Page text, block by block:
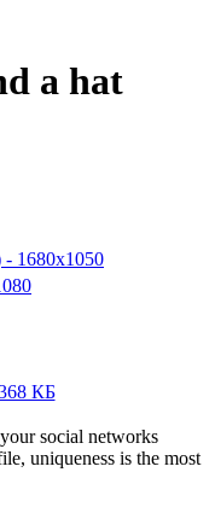
a hat
КБ
1680x1050
social networks
uniqueness is the most